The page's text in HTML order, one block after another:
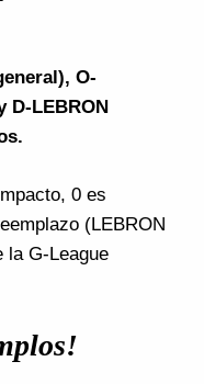
O-
D-LEBRON
0 es
(LEBRON
la G-League